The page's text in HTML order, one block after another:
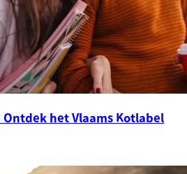
Ontdek het Vlaams Kotlabel